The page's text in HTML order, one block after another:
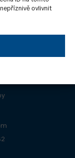
ovlivnit